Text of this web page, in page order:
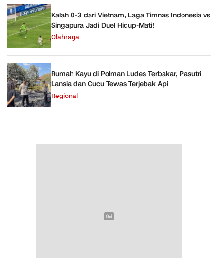
Kalah 0-3 dari Vietnam, Laga Timnas Indonesia vs
Singapura Jadi Duel Hidup-Mati!
Olahraga
Rumah Kayu di Polman Ludes Terbakar, Pasutri
Lansia dan Cucu Tewas Terjebak Api
Regional